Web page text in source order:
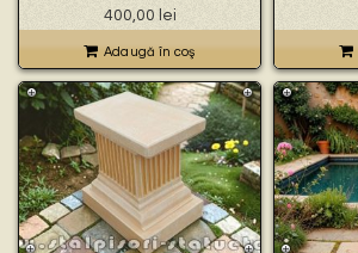
400,00 lei
Adaugă în coş